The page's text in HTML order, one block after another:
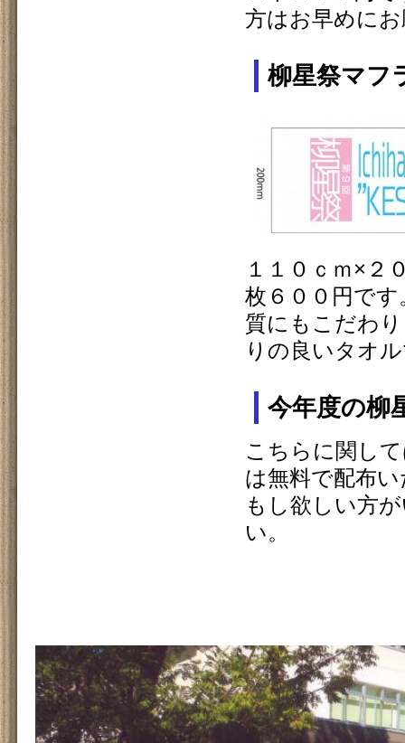
方はお早めに
柳星祭マフ
１１０ｃｍ×２
枚６００円です
質にもこだわ
りの良いタオ
今年度の柳
こちらに関し
は無料で配布
もし欲しい方
い。